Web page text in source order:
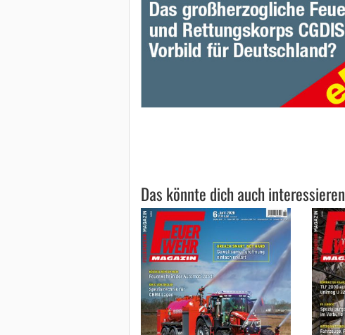
Das könnte dich auch interessieren